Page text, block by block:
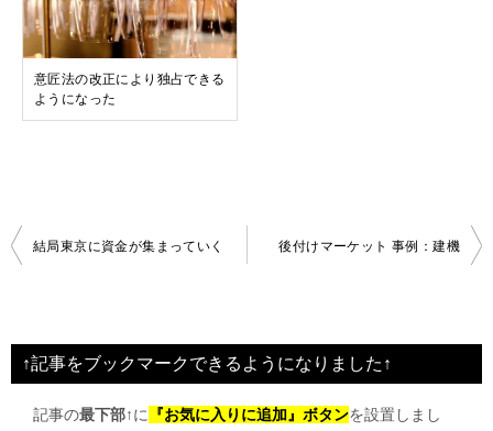
意匠法の改正により独占できる
ようになった
投
ビ
ゲ
結局東京に資金が集まっていく 後付けマーケット 事例：建機
↑記事をブックマークできるようになりました↑
記事の最下部↑に 『お気に入りに追加』ボタンを設置しまし